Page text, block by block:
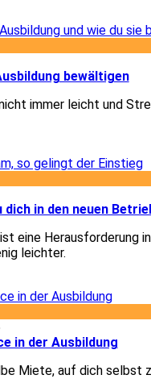
bewältigen
immer leicht und
in den neuen
eine Herausforderung
leichter.
in der Ausbildung
Miete, auf dich selbst